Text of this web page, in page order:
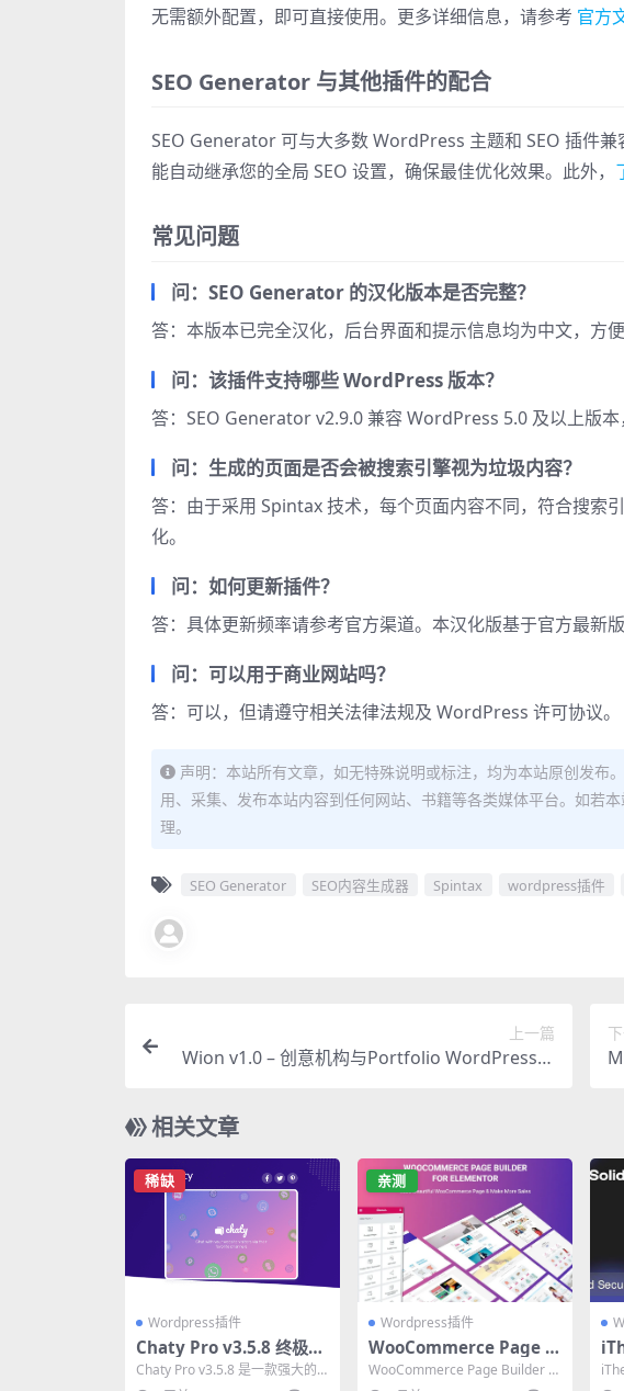
无需额外配置，即可直接使用。更多详细信息，请参考 官方
SEO Generator 与其他插件的配合
SEO Generator 可与大多数 WordPress 主题和 SEO 插件
能自动继承您的全局 SEO 设置，确保最佳优化效果。此外，
常见问题
问：SEO Generator 的汉化版本是否完整？
答：本版本已完全汉化，后台界面和提示信息均为中文，方便
问：该插件支持哪些 WordPress 版本？
答：SEO Generator v2.9.0 兼容 WordPress 5.0 及以上版
问：生成的页面是否会被搜索引擎视为垃圾内容？
答：由于采用 Spintax 技术，每个页面内容不同，符合搜索
化。
问：如何更新插件？
答：具体更新频率请参考官方渠道。本汉化版基于官方最新
问：可以用于商业网站吗？
答：可以，但请遵守相关法律法规及 WordPress 许可协议。
声明：本站所有文章，如无特殊说明或标注，均为本站原创发布
用、采集、发布本站内容到任何网站、书籍等各类媒体平台。如若
理。
SEO Generator SEO内容生成器 Spintax wordpress插件
上一篇
Wion v1.0 – 创意机构与Portfolio WordPress主
相关文章
稀缺
Wordpress插件
Chaty Pro v3.5.8 终极W
ordPress聊天插件，一键
集成25+社交渠道
Chaty Pro v3.5.8 是一款强大的
WordPress聊天插件，支持2...
亲测
Wordpress插件
WooCommerce Page B
uilder For Elementor v
1.1.6.7：Elementor必备
WooCommerce Page Builder F
or Elementor v...
ss
款